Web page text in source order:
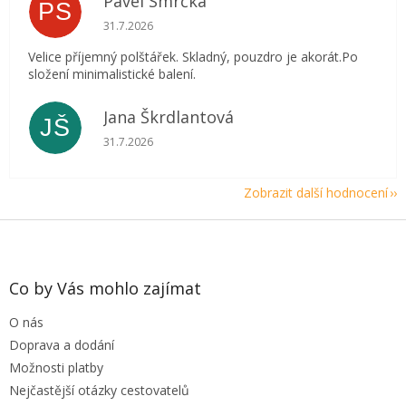
PS Hodnocení obchodu je 5 z 5 hvězdiček.
31.7.2026
Velice příjemný polštářek. Skladný, pouzdro je akorát.Po
složení minimalistické balení.
JŠ Jana Škrdlantová
Hodnocení obchodu je 5 z 5 hvězdiček.
31.7.2026
Zobrazit další hodnocení
Z
Co by Vás mohlo zajímat
O nás
Doprava a dodání
Možnosti platby
Nejčastější otázky cestovatelů